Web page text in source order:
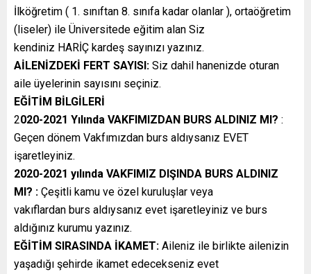
İlköğretim ( 1. sınıftan 8. sınıfa kadar olanlar ), ortaöğretim
(liseler) ile Üniversitede eğitim alan Siz
kendiniz HARİÇ kardeş sayınızı yazınız.
AİLENİZDEKİ FERT SAYISI: Siz dahil hanenizde oturan
aile üyelerinin sayısını seçiniz.
EĞİTİM BİLGİLERİ
2020-2021 Yılında VAKFIMIZDAN BURS ALDINIZ MI? :
Geçen dönem Vakfımızdan burs aldıysanız EVET
işaretleyiniz.
2020-2021 yılında VAKFIMIZ DIŞINDA BURS ALDINIZ
MI? : Çeşitli kamu ve özel kuruluşlar veya
vakıflardan burs aldıysanız evet işaretleyiniz ve burs
aldığınız kurumu yazınız.
EĞİTİM SIRASINDA İKAMET: Aileniz ile birlikte ailenizin
yaşadığı şehirde ikamet edecekseniz evet